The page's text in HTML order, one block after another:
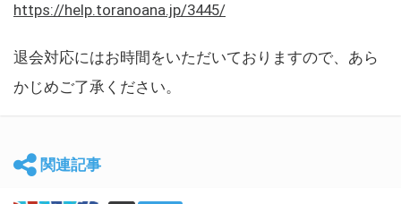
https://help.toranoana.jp/3445/
退会対応にはお時間をいただいておりますので、あら
かじめご了承ください。
関連記事